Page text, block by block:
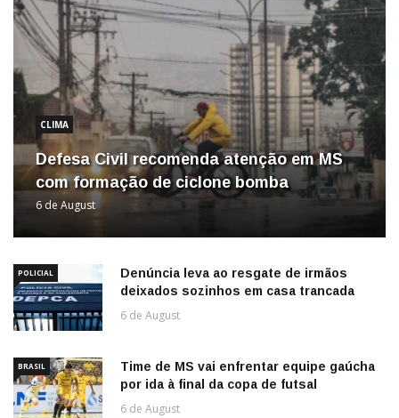
CLIMA
Defesa Civil recomenda atenção em MS
com formação de ciclone bomba
6 de August
POLICIAL
Denúncia leva ao resgate de irmãos
deixados sozinhos em casa trancada
6 de August
BRASIL
Time de MS vai enfrentar equipe gaúcha
por ida à final da copa de futsal
6 de August